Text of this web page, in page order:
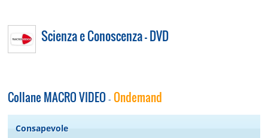
Scienza e Conoscenza - DVD
Collane MACRO VIDEO -Ondemand
Consapevole